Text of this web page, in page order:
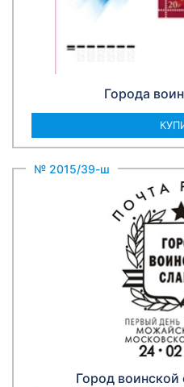
Города
№ 2015/39-ш
Город